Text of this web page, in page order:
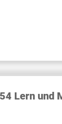
Lern und